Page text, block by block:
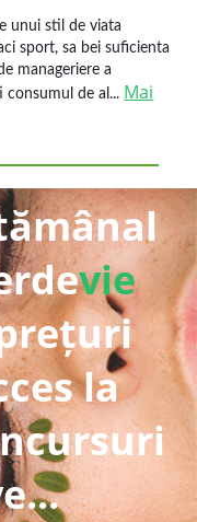
unui stil de viata
sport, sa bei suficienta
manageriere a
consumul de al... Mai
vie
la